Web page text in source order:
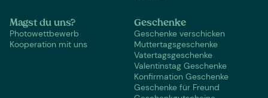
Magst du uns?
Photowettbewerb
Kooperation mit uns
Geschenke
Geschenke verschicken
Muttertagsgeschenke
Vatertagsgeschenke
Valentinstag Geschenke
Konfirmation Geschenke
Geschenke für Freund